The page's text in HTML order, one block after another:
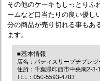
その他のケーキもしっとりふ
ームなど口当たりの良い優し
分の商品が売り切れる事もあ
ます。
■基本情報
店名：パティスリープチプレジ
住所：千葉県印西市中央南2-3-1
TEL：050-5593-4783